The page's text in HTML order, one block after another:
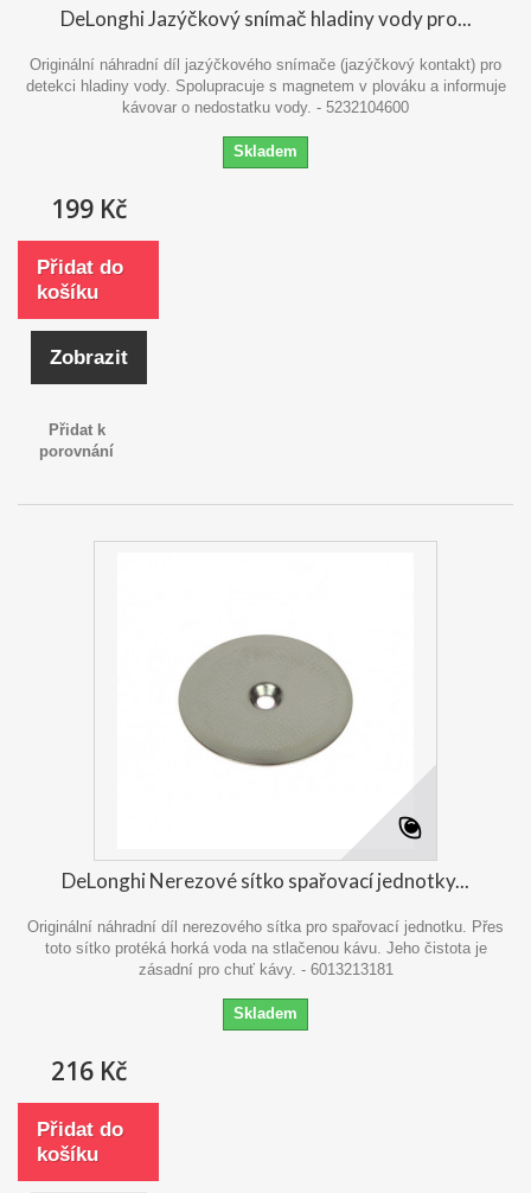
DeLonghi Jazýčkový snímač hladiny vody pro...
Originální náhradní díl jazýčkového snímače (jazýčkový kontakt) pro
detekci hladiny vody. Spolupracuje s magnetem v plováku a informuje
kávovar o nedostatku vody. - 5232104600
Skladem
199 Kč
Přidat do
košíku
Zobrazit
Přidat k
porovnání
DeLonghi Nerezové sítko spařovací jednotky...
Originální náhradní díl nerezového sítka pro spařovací jednotku. Přes
toto sítko protéká horká voda na stlačenou kávu. Jeho čistota je
zásadní pro chuť kávy. - 6013213181
Skladem
216 Kč
Přidat do
košíku